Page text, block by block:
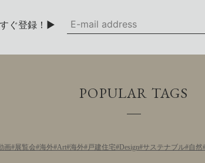
ぐ登録！▶
POPULAR TAGS
画 展覧会 海外 Art 海外 戸建住宅 Design サステナブル 自然